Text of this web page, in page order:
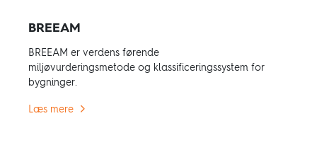
BREEAM
BREEAM er verdens førende
miljøvurderingsmetode og klassificeringssystem for
bygninger.
Læs mere